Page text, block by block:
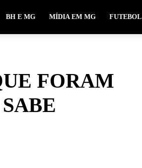
BH E MG MÍDIA EM MG FUTEBOL
FORAM